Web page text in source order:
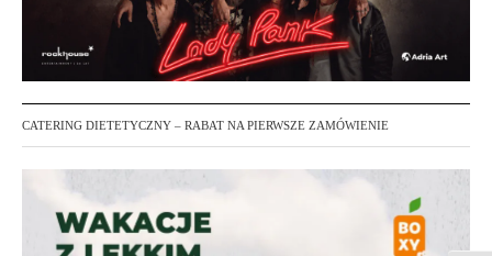
CATERING DIETETYCZNY – RABAT NA PIERWSZE ZAMÓWIENIE